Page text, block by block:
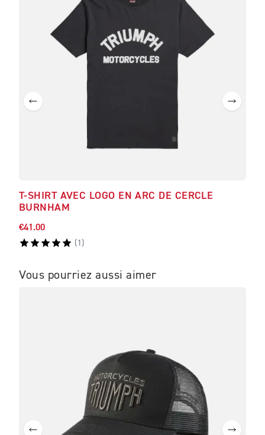
T-SHIRT AVEC LOGO EN ARC DE CERCLE
BURNHAM
€41.00
( 1 )
Vous pourriez aussi aimer